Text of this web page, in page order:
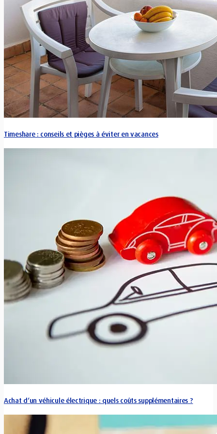
Timeshare : conseils et pièges à éviter en vacances
Achat d’un véhicule électrique : quels coûts supplémentaires ?